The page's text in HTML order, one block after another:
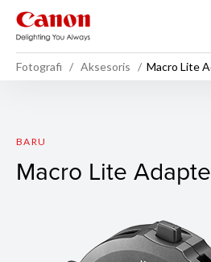
Fotografi Aksesoris Macro Lite
Macro Lite
BARU
Macro Lite